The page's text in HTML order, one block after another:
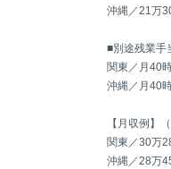
沖縄／21万
■別途残業手
関東／月40
沖縄／月40
【月収例】
関東／30万
沖縄／28万